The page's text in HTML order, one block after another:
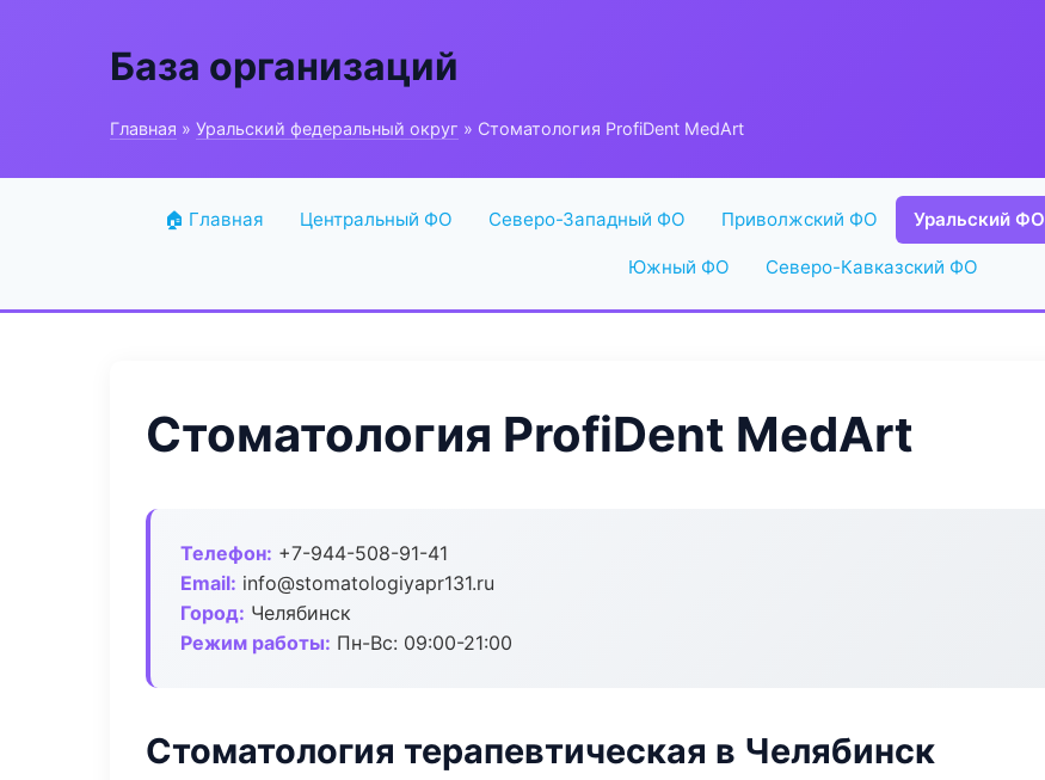
База организаций
Главная » Уральский федеральный округ » Стоматология ProfiDent MedArt
🏠 Главная Центральный ФО Северо-Западный ФО Приволжский ФО Уральский ФО
Южный ФО Северо-Кавказский ФО
Стоматология ProfiDent MedArt
Телефон: +7-944-508-91-41
Email: info@stomatologiyapr131.ru
Город: Челябинск
Режим работы: Пн-Вс: 09:00-21:00
Стоматология терапевтическая в Челябинск